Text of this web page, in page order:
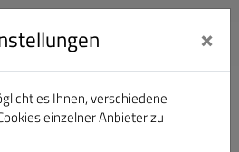
Sportjournalisten e.V.
×
es Ihnen, verschiedene
einzelner Anbieter zu